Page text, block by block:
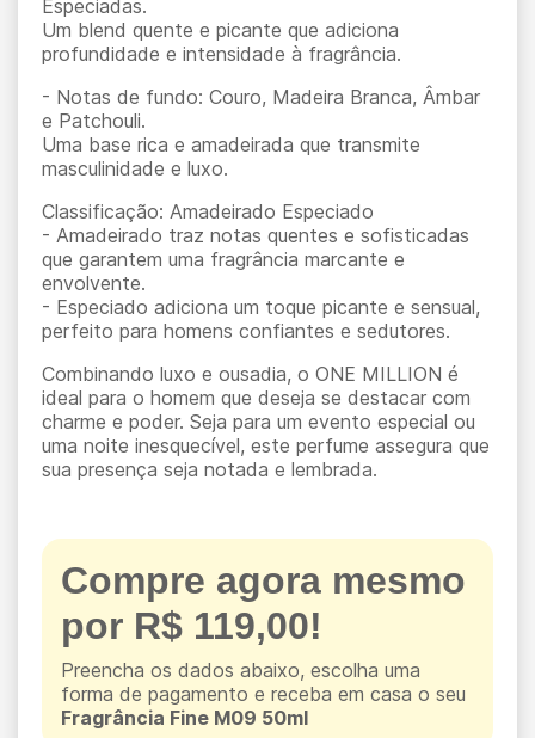
Especiadas.
Um blend quente e picante que adiciona
profundidade e intensidade à fragrância.
- Notas de fundo: Couro, Madeira Branca, Âmbar
e Patchouli.
Uma base rica e amadeirada que transmite
masculinidade e luxo.
Classificação: Amadeirado Especiado
- Amadeirado traz notas quentes e sofisticadas
que garantem uma fragrância marcante e
envolvente.
- Especiado adiciona um toque picante e sensual,
perfeito para homens confiantes e sedutores.
Combinando luxo e ousadia, o ONE MILLION é
ideal para o homem que deseja se destacar com
charme e poder. Seja para um evento especial ou
uma noite inesquecível, este perfume assegura que
sua presença seja notada e lembrada.
Compre agora mesmo
por R$ 119,00!
Preencha os dados abaixo, escolha uma
forma de pagamento e receba em casa o seu
Fragrância Fine M09 50ml